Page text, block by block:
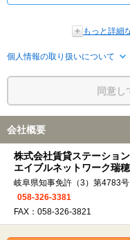
もっと詳細
個人情報の取り扱いについて
同意し
会社概要
株式会社賃貸ステーション
エイブルネットワーク瑞
岐阜県知事免許（3）第4783号
058-326-3381
FAX：058-326-3821